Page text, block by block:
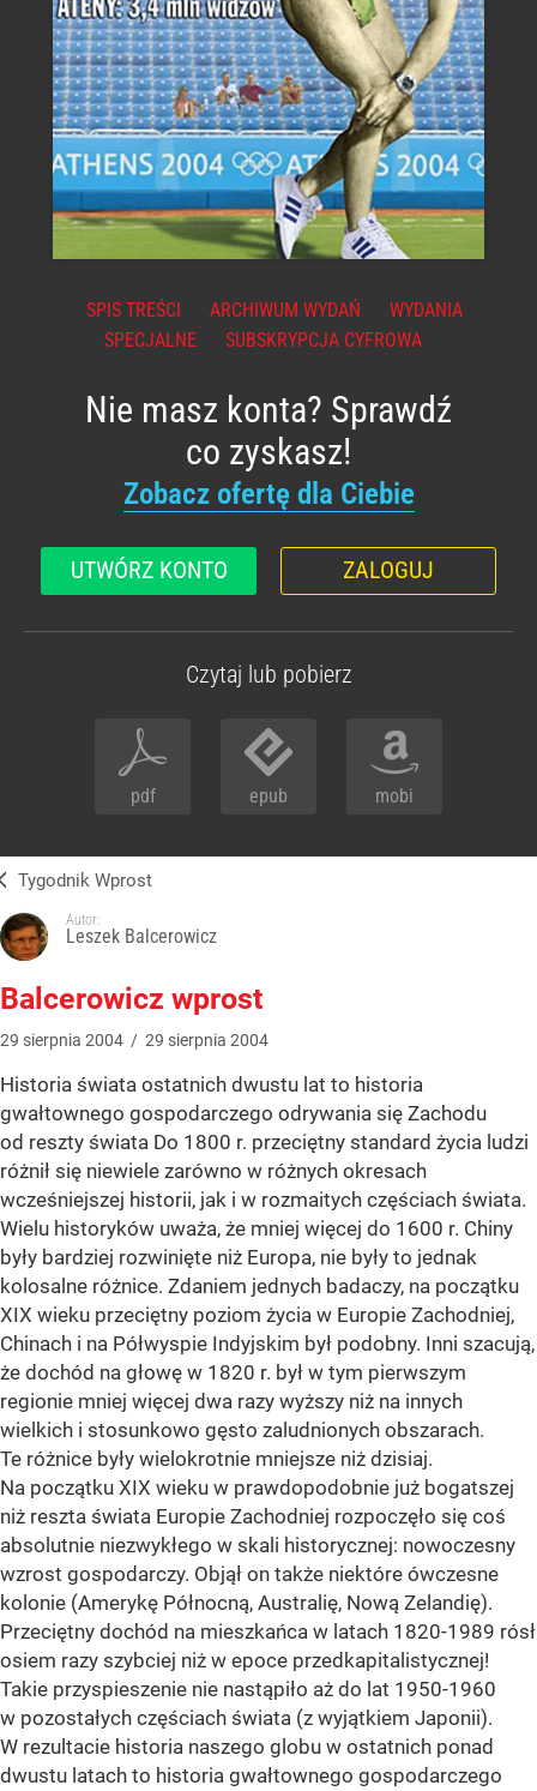
SPIS TREŚCI ARCHIWUM WYDAŃ
WYDANIA
SPECJALNE
SUBSKRYPCJA CYFROWA
Nie masz konta? Sprawdź
co zyskasz!
Zobacz ofertę dla Ciebie
UTWÓRZ KONTO ZALOGUJ
Czytaj lub pobierz
pdf epub mobi
Tygodnik Wprost
Autor:
Leszek Balcerowicz
Balcerowicz wprost
29 sierpnia 2004 / 29 sierpnia 2004
Historia świata ostatnich dwustu lat to historia
gwałtownego gospodarczego odrywania się Zachodu
od reszty świata Do 1800 r. przeciętny standard życia ludzi
różnił się niewiele zarówno w różnych okresach
wcześniejszej historii, jak i w rozmaitych częściach świata.
Wielu historyków uważa, że mniej więcej do 1600 r. Chiny
były bardziej rozwinięte niż Europa, nie były to jednak
kolosalne różnice. Zdaniem jednych badaczy, na początku
XIX wieku przeciętny poziom życia w Europie Zachodniej,
Chinach i na Półwyspie Indyjskim był podobny. Inni szacują,
że dochód na głowę w 1820 r. był w tym pierwszym
regionie mniej więcej dwa razy wyższy niż na innych
wielkich i stosunkowo gęsto zaludnionych obszarach.
Te różnice były wielokrotnie mniejsze niż dzisiaj.
Na początku XIX wieku w prawdopodobnie już bogatszej
niż reszta świata Europie Zachodniej rozpoczęło się coś
absolutnie niezwykłego w skali historycznej: nowoczesny
wzrost gospodarczy. Objął on także niektóre ówczesne
kolonie (Amerykę Północną, Australię, Nową Zelandię).
Przeciętny dochód na mieszkańca w latach 1820-1989 rósł
osiem razy szybciej niż w epoce przedkapitalistycznej!
Takie przyspieszenie nie nastąpiło aż do lat 1950-1960
w pozostałych częściach świata (z wyjątkiem Japonii).
W rezultacie historia naszego globu w ostatnich ponad
dwustu latach to historia gwałtownego gospodarczego